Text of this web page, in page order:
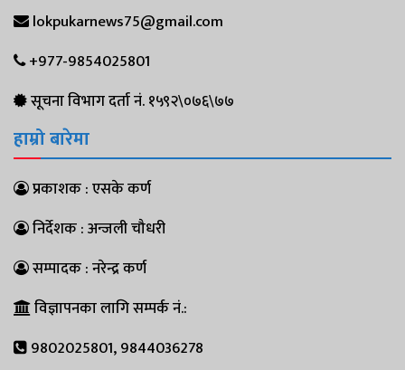
lokpukarnews75@gmail.com
+977-9854025801
सूचना विभाग दर्ता नं. १५९२\०७६\७७
हाम्रो बारेमा
प्रकाशक : एसके कर्ण
निर्देशक : अन्जली चौधरी
सम्पादक : नरेन्द्र कर्ण
विज्ञापनका लागि सम्पर्क नं.:
9802025801, 9844036278